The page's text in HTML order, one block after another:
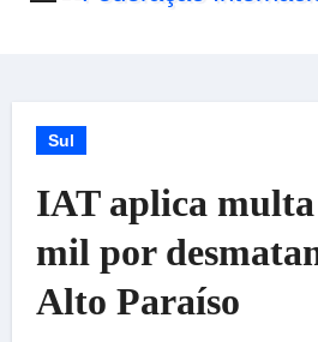
Sul
IAT aplica multa
mil por
Alto Paraíso